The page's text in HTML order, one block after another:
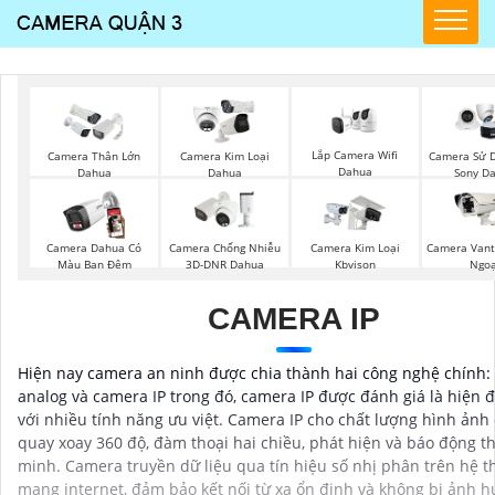
Camera Thân Lớn
Dahua
Camera Kim Loại
Dahua
Lắp Camera Wifi
Dahua
Camera Sử
Sony
Camera Dahua Có
Màu Ban Đêm
Camera Chống Nhiễu
3D-DNR Dahua
Camera Kim Loại
Kbvison
Camera
CAMERA IP
Hiện nay camera an ninh được chia thành hai công nghệ chính:
analog và camera IP trong đó, camera IP được đánh giá là hiện
với nhiều tính năng ưu việt. Camera IP cho chất lượng hình ảnh
quay xoay 360 độ, đàm thoại hai chiều, phát hiện và báo động
minh. Camera truyền dữ liệu qua tín hiệu số nhị phân trên hệ
mạng internet, đảm bảo kết nối từ xa ổn định và không bị ảnh